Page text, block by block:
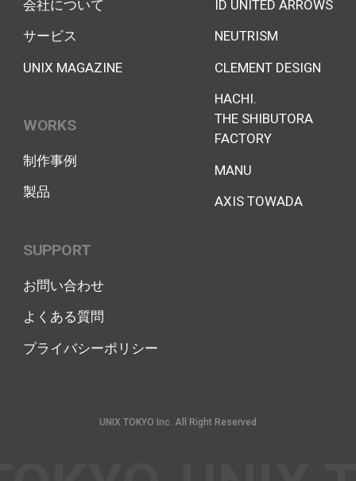
会社について
サービス
UNIX MAGAZINE
WORKS
制作事例
製品
ID UNITED ARROWS
NEUTRISM
CLEMENT DESIGN
HACHI.
THE SHIBUTORA
FACTORY
MANU
AXIS TOWADA
SUPPORT
お問い合わせ
よくある質問
プライバシーポリシー
UNIX TOKYO Inc. All Right Reserved